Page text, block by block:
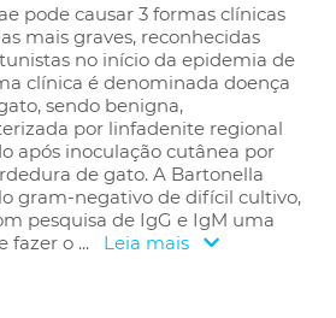
pode causar 3 formas clínicas
mais graves, reconhecidas
no início da epidemia de
clínica é denominada doença
sendo benigna,
por linfadenite regional
após inoculação cutânea por
de gato. A Bartonella
gram-negativo de difícil cultivo,
pesquisa de IgG e IgM uma
fazer o ... Leia mais